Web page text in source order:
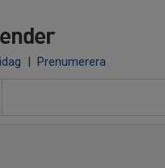
| Prenumerera